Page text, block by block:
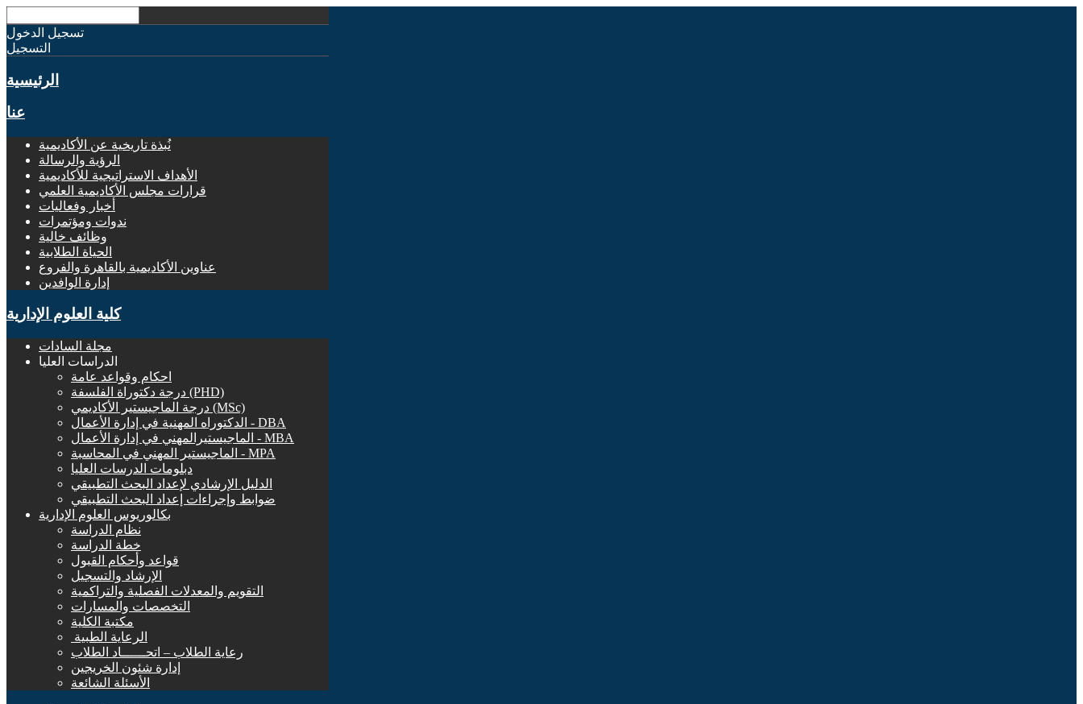
تسجيل الدخول
التسجيل
الرئيسية
عنا
نُبذة تاريخية عن الأكاديمية
الرؤية والرسالة
الأهداف الاستراتيجية للأكاديمية
قرارات مجلس الأكاديمية العلمي
أخبار وفعاليات
ندوات ومؤتمرات
وظائف خالية
الحياة الطلابية
عناوين الأكاديمية بالقاهرة والفروع
إدارة الوافدين
كلية العلوم الإدارية
مجلة السادات
الدراسات العليا
احكام وقواعد عامة
درجة دكتوراة الفلسفة (PHD)
درجة الماجيستير الأكاديمي (MSc)
الدكتوراه المهنية في إدارة الأعمال - DBA
الماجيستيرالمهني في إدارة الأعمال - MBA
الماجيستير المهني في المحاسبة - MPA
دبلومات الدرسات العليا
الدليل الإرشادي لإعداد البحث التطبيقي
ضوابط وإجراءات إعداد البحث التطبيقي
بكالوريوس العلوم الإدارية
نظام الدراسة
خطة الدراسة
قواعد وأحكام القبول
الإرشاد والتسجيل
التقويم والمعدلات الفصلية والتراكمية
التخصصات والمسارات
مكتبة الكلية
الرعاية الطبية ‏
رعاية الطلاب – اتحــــــاد الطلاب
إدارة شئون الخريجين
الأسئلة الشائعة